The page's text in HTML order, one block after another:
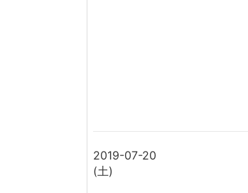
2019-07-20
(土)